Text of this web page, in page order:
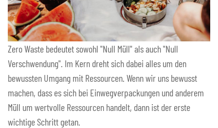
Zero Waste bedeutet sowohl "Null Müll" als auch "Null
Verschwendung". Im Kern dreht sich dabei alles um den
bewussten Umgang mit Ressourcen. Wenn wir uns bewusst
machen, dass es sich bei Einwegverpackungen und anderem
Müll um wertvolle Ressourcen handelt, dann ist der erste
wichtige Schritt getan.